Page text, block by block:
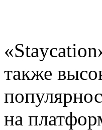
также
на